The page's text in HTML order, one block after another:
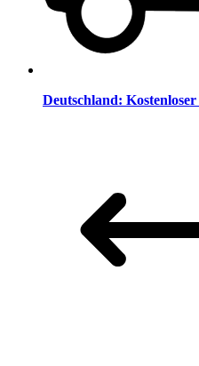
Deutschland: